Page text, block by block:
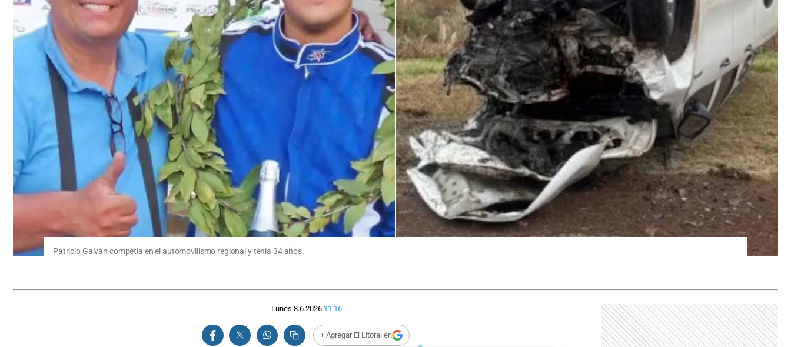
Patricio Galván competía en el automovilismo regional y tenía 34 años.
Lunes 8.6.2026 11:16
+ Agregar El Litoral en